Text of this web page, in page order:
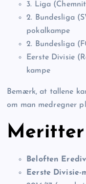
3. Liga
2. Bundesliga
pokalkampe
2. Bundesliga
Eerste Divisie
kampe
Bemærk, at tallene
om man medregner
Meritter
Beloften
Eerste Divisie-